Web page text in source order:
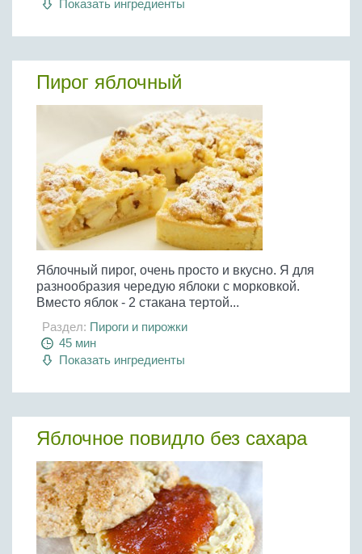
Бобовые
Крупы
Показать ингредиенты
Пирог яблочный
Яблочный пирог, очень просто и вкусно. Я для
разнообразия чередую яблоки с морковкой.
Вместо яблок - 2 стакана тертой...
Раздел: Пироги и пирожки
45 мин
Показать ингредиенты
Яблочное повидло без сахара